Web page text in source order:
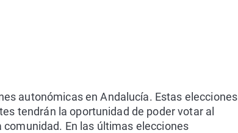
autonómicas en Andalucía. Estas elecciones
tendrán la oportunidad de poder votar al
En las últimas elecciones